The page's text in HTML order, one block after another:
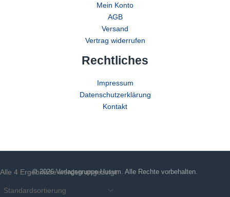
Alle 4 Ergebnisse werden angezeigt
Mein Konto
AGB
Versand
Vertrag widerrufen
Rechtliches
Impressum
Datenschutzerklärung
Kontakt
© 2026 Verlagsgruppe Husum. Alle Rechte vorbehalten.